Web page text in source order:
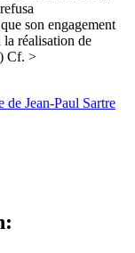
son engagement
réalisation de
Cf. >
Jean-Paul Sartre